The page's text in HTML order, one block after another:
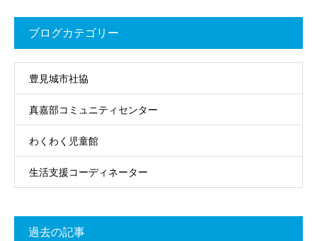
ブログカテゴリー
豊見城市社協
真嘉部コミュニティセンター
わくわく児童館
生活支援コーディネーター
過去の記事